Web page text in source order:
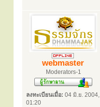
webmaster
Moderators-1
ลงทะเบียนเมื่อ: 04 มิ.ย. 2004,
01:20